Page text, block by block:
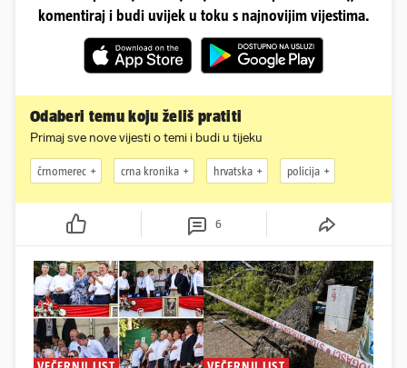
komentiraj i budi uvijek u toku s najnovijim vijestima.
Odaberi temu koju želiš pratiti
Primaj sve nove vijesti o temi i budi u tijeku
črnomerec crna kronika hrvatska policija
6